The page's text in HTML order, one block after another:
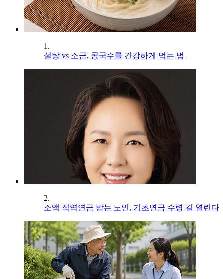
1.
설탕 vs 소금, 콩국수를 건강하게 먹는 법
2.
소액 직역연금 받는 노인, 기초연금 수령 길 열린다